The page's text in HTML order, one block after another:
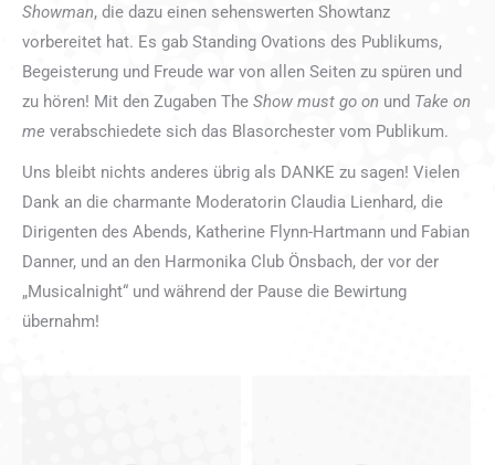
Showman, die dazu einen sehenswerten Showtanz
vorbereitet hat. Es gab Standing Ovations des Publikums,
Begeisterung und Freude war von allen Seiten zu spüren und
zu hören! Mit den Zugaben The Show must go on und Take on
me verabschiedete sich das Blasorchester vom Publikum.
Uns bleibt nichts anderes übrig als DANKE zu sagen! Vielen
Dank an die charmante Moderatorin Claudia Lienhard, die
Dirigenten des Abends, Katherine Flynn-Hartmann und Fabian
Danner, und an den Harmonika Club Önsbach, der vor der
„Musicalnight“ und während der Pause die Bewirtung
übernahm!